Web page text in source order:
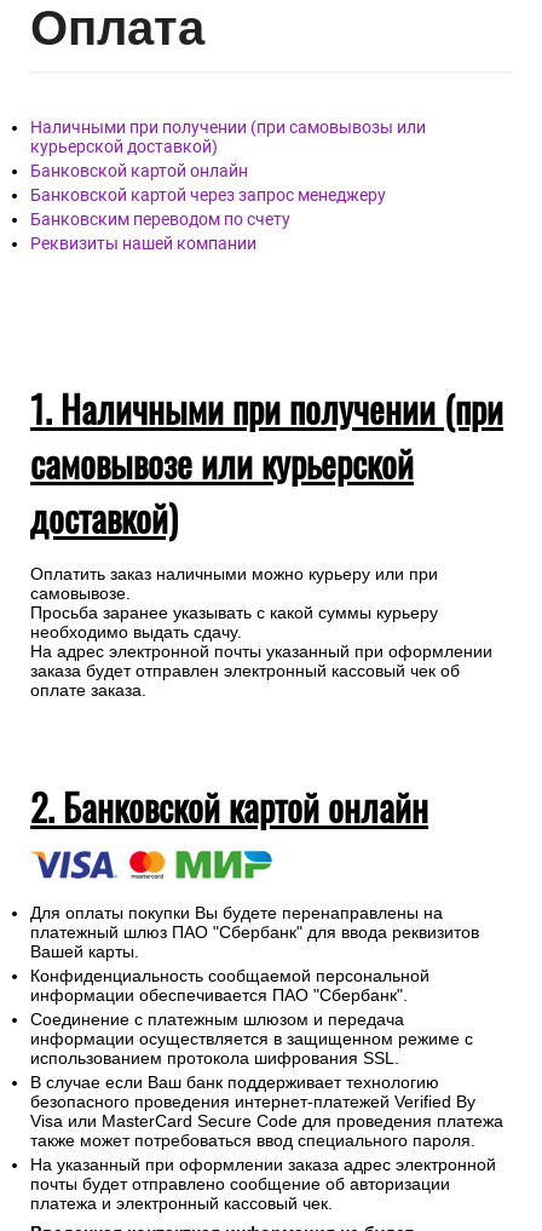
Оплата
Наличными при получении (при самовывозы или
курьерской доставкой)
Банковской картой онлайн
Банковской картой через запрос менеджеру
Банковским переводом по счету
Реквизиты нашей компании
1. Наличными при получении (при
самовывозе или курьерской
доставкой)
Оплатить заказ наличными можно курьеру или при
самовывозе.
Просьба заранее указывать с какой суммы курьеру
необходимо выдать сдачу.
На адрес электронной почты указанный при оформлении
заказа будет отправлен электронный кассовый чек об
оплате заказа.
2. Банковской картой онлайн
Для оплаты покупки Вы будете перенаправлены на
платежный шлюз ПАО "Сбербанк" для ввода реквизитов
Вашей карты.
Конфиденциальность сообщаемой персональной
информации обеспечивается ПАО "Сбербанк".
Соединение с платежным шлюзом и передача
информации осуществляется в защищенном режиме с
использованием протокола шифрования SSL.
В случае если Ваш банк поддерживает технологию
безопасного проведения интернет-платежей Verified By
Visa или MasterCard Secure Code для проведения платежа
также может потребоваться ввод специального пароля.
На указанный при оформлении заказа адрес электронной
почты будет отправлено сообщение об авторизации
платежа и электронный кассовый чек.